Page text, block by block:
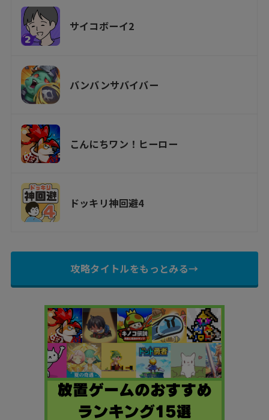
サイコボーイ2
バンバンサバイバー
こんにちワン！ヒーロー
ドッキリ神回避4
攻略タイトルをもっとみる→